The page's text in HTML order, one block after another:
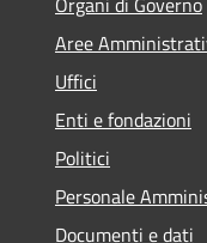
Aree
Uffici
Enti e fondazioni
Politici
Personale
Documenti e dati